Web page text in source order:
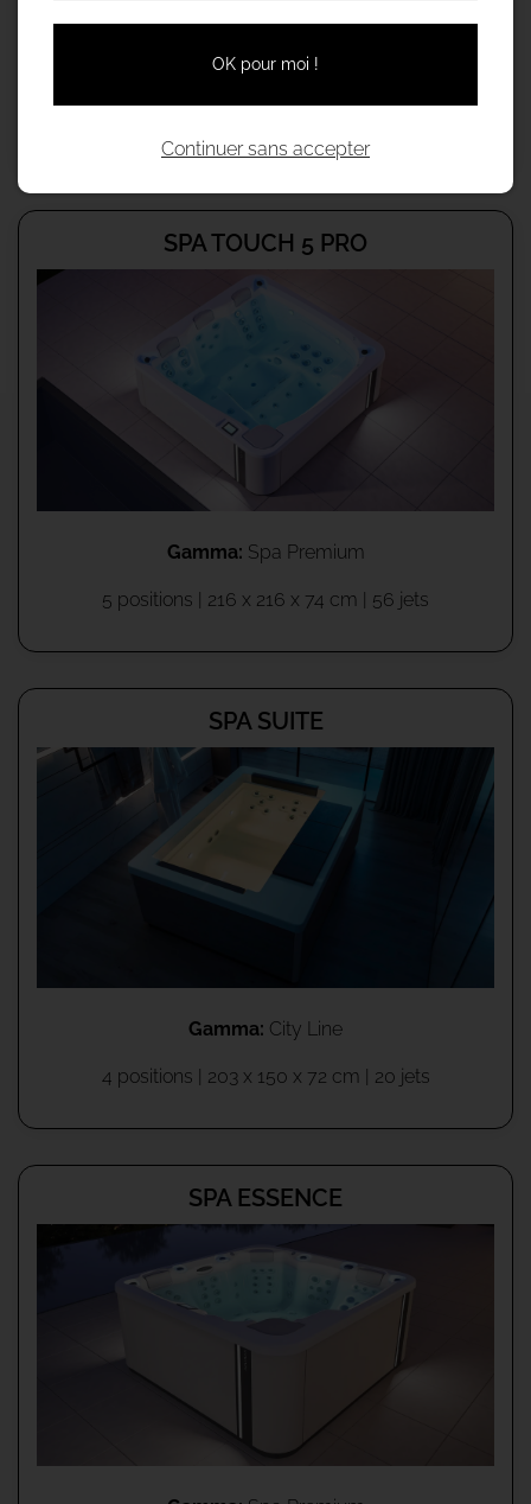
Gamma:Aqualife Spa
SPA TOUCH 5 PRO
Gamma: Spa Premium
5 positions | 216 x 216 x 74 cm | 56 jets
SPA SUITE
Gamma: City Line
4 positions | 203 x 150 x 72 cm | 20 jets
SPA ESSENCE
OK pour moi !
Continuer sans accepter